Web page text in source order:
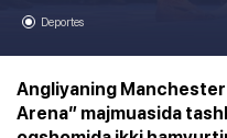
Deportes
Angliyaning Manchester
Arena” majmuasida